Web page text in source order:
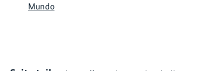
Mundo